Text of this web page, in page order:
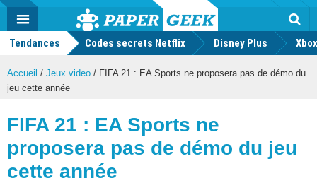
Actu
geek
MENU
Tendances Codes secrets Netflix Disney Plus
Accueil / Jeux video / FIFA 21 : EA Sports ne proposera pas de démo du
jeu cette année
FIFA 21 : EA Sports ne
proposera pas de démo du jeu
cette année
Mode
FacebookTwitter Youtube